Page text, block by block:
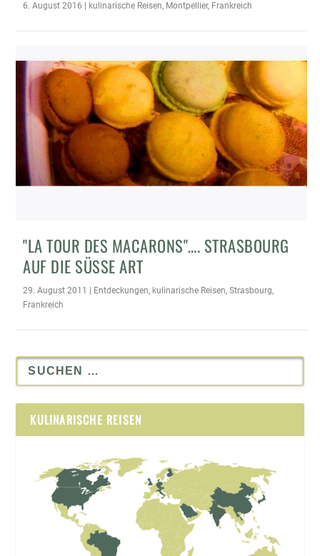
6. August 2016 kulinarische Reisen, Montpellier, Frankreich
"LA TOUR DES MACARONS"…. STRASBOURG
AUF DIE SÜSSE ART
29. August 2011 | Entdeckungen, kulinarische Reisen,Strasbourg,
Frankreich
KULINARISCHE REISEN